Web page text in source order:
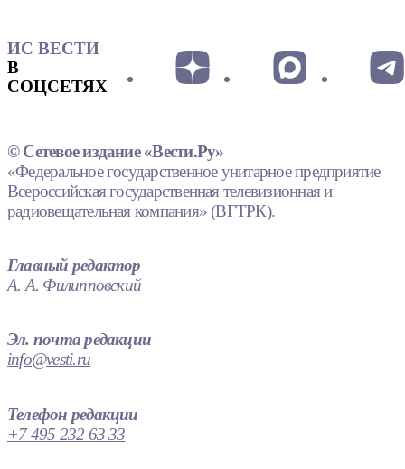
ИС ВЕСТИ
В
СОЦСЕТЯХ
© Сетевое издание «Вести.Ру»
«Федеральное государственное унитарное предприятие
Всероссийская государственная телевизионная и
радиовещательная компания» (ВГТРК).
Главный редактор
А. А. Филипповский
Эл. почта редакции
info@vesti.ru
Телефон редакции
+7 495 232 63 33